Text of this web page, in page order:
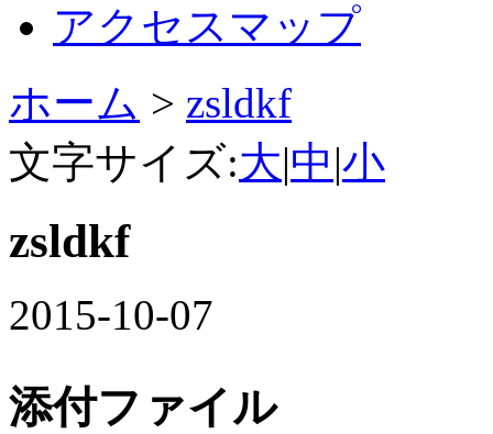
アクセスマップ
ホーム > zsldkf
文字サイズ:大|中|小
zsldkf
2015-10-07
添付ファイル